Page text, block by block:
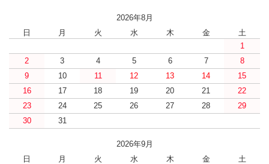
2026年8月
日
月 火 水 木 金
土
1
2
3 4 5 6 7
8
9
10 11 12 13 14
15
16
17 18 19 20 21
22
23
24 25 26 27 28
29
30
31
2026年9月
日
月 火 水 木 金
土